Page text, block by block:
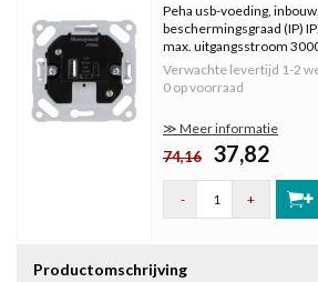
Peha usb-voeding,
beschermingsgraad (IP)
max. uitgangsstroom
AC, uitgangsspanning 9V,
Verwachte levertijd 1-2
0 op voorraad
≫ Meer informatie
74,16 37,82
- +
Productomschrijving